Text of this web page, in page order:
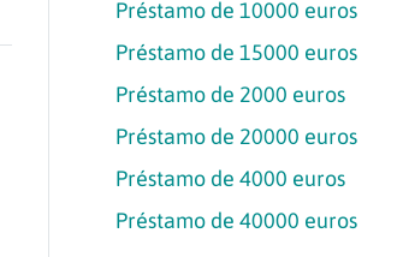
Préstamo de 10000 euros
Préstamo de 15000 euros
Préstamo de 2000 euros
Préstamo de 20000 euros
Préstamo de 4000 euros
Préstamo de 40000 euros